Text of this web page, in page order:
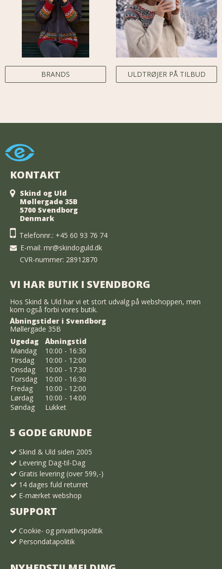
BRANDS ULDTRØJER PÅ TILBUD
KONTAKT
Skind og Uld
Møllergade 35B
5700 Svendborg
Denmark
Telefonnr.: +45 60 93 76 74
E-mail: mr@skindoguld.dk
CVR-nummer: 28912870
VI HAR BUTIK I SVENDBORG
Hos Skind & Uld har vi et stort udvalg på webshoppen, men
kom også forbi vores butik.
Åbningstider i Svendborg
Møllergade 35B
Ugedag
Åbningstid
Mandag
10:00 - 16:30
Tirsdag
10:00 - 12:00
Onsdag
10:00 - 17:30
Torsdag
10:00 - 16:30
Fredag
10:00 - 12:00
Lørdag
10:00 - 14:00
Søndag
Lukket
5 GODE GRUNDE
Skind & Uld siden 2005
Levering Dag-til-Dag
Gratis levering (over 599,-)
14 dages fuld returret
E-mærket webshop
SUPPORT
Cookie- og privatlivspolitik
Persondatapolitik